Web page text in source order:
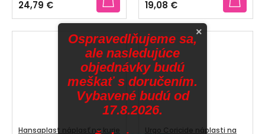
je
4,5
z
24,79 €
je
3,9
z
5
hviezdičiek.
19,08 €
Hansaplast náplasť na kurie
Urgo Coricide náplasti na
×
Ospravedlňujeme sa,
ale nasledujúce
objednávky budú
meškať s doručením.
Vybavené budú od
17.8.2026.